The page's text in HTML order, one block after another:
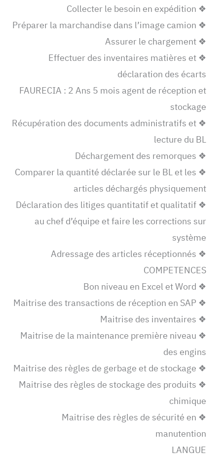
❖ Collecter le besoin en expédition
❖ Préparer la marchandise dans l’image camion
❖ Assurer le chargement
❖ Effectuer des inventaires matières et
déclaration des écarts
FAURECIA : 2 Ans 5 mois agent de réception et
stockage
❖ Récupération des documents administratifs et
lecture du BL
❖ Déchargement des remorques
❖ Comparer la quantité déclarée sur le BL et les
articles déchargés physiquement
❖ Déclaration des litiges quantitatif et qualitatif
au chef d’équipe et faire les corrections sur
système
❖ Adressage des articles réceptionnés
COMPETENCES
❖ Bon niveau en Excel et Word
❖ Maitrise des transactions de réception en SAP
❖ Maitrise des inventaires
❖ Maitrise de la maintenance première niveau
des engins
❖ Maitrise des règles de gerbage et de stockage
❖ Maitrise des règles de stockage des produits
chimique
❖ Maitrise des règles de sécurité en
manutention
LANGUE